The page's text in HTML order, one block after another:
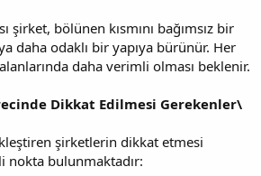
şirket, bölünen kısmını bağımsız bir
daha odaklı bir yapıya bürünür. Her
daha verimli olması beklenir.
Dikkat Edilmesi Gerekenler\
şirketlerin dikkat etmesi
nokta bulunmaktadır: